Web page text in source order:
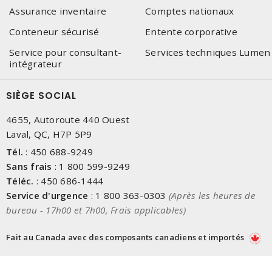
Assurance inventaire
Comptes nationaux
Conteneur sécurisé
Entente corporative
Service pour consultant-
intégrateur
Services techniques Lumen
SIÈGE SOCIAL
4655, Autoroute 440 Ouest
Laval, QC, H7P 5P9
Tél. : 450 688-9249
Sans frais : 1 800 599-9249
Téléc. : 450 686-1444
Service d'urgence : 1 800 363-0303 (Après les heures de
bureau - 17h00 et 7h00, Frais applicables)
Fait au Canada avec des composants canadiens et importés